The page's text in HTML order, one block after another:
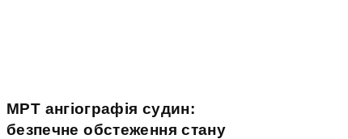
МРТ ангіографія судин:
безпечне обстеження стану